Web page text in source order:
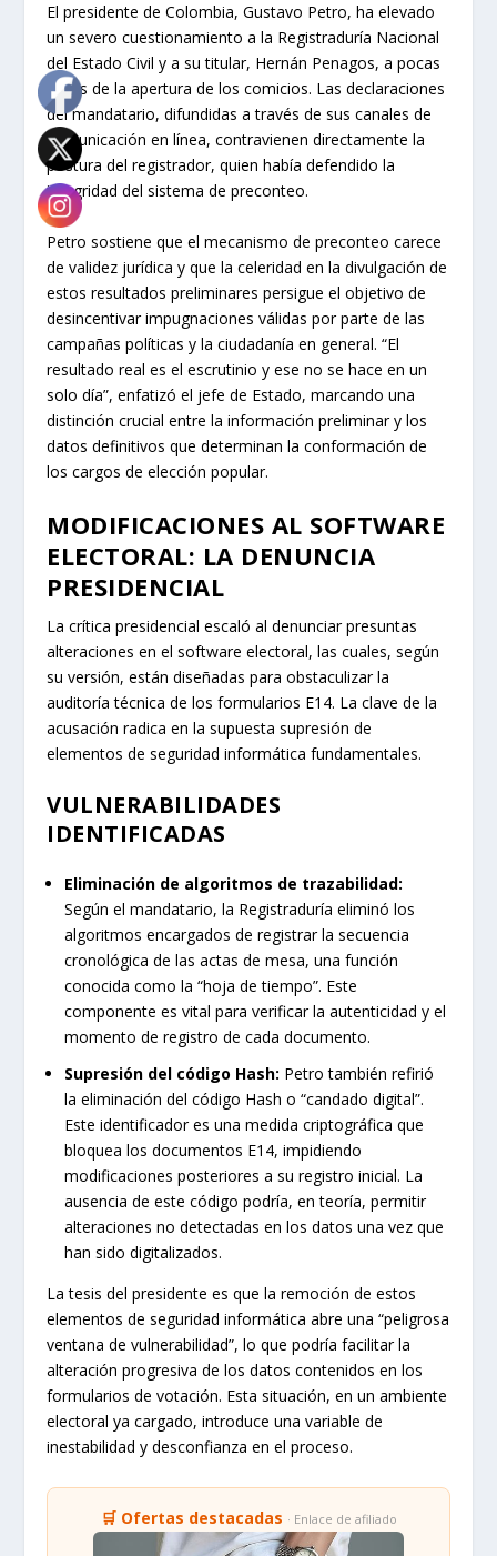
El presidente de Colombia, Gustavo Petro, ha elevado
un severo cuestionamiento a la Registraduría Nacional
del Estado Civil y a su titular, Hernán Penagos, a pocas
horas de la apertura de los comicios. Las declaraciones
del mandatario, difundidas a través de sus canales de
comunicación en línea, contravienen directamente la
postura del registrador, quien había defendido la
integridad del sistema de preconteo.
Petro sostiene que el mecanismo de preconteo carece
de validez jurídica y que la celeridad en la divulgación de
estos resultados preliminares persigue el objetivo de
desincentivar impugnaciones válidas por parte de las
campañas políticas y la ciudadanía en general. “El
resultado real es el escrutinio y ese no se hace en un
solo día”, enfatizó el jefe de Estado, marcando una
distinción crucial entre la información preliminar y los
datos definitivos que determinan la conformación de
los cargos de elección popular.
MODIFICACIONES AL SOFTWARE
ELECTORAL: LA DENUNCIA
PRESIDENCIAL
La crítica presidencial escaló al denunciar presuntas
alteraciones en el software electoral, las cuales, según
su versión, están diseñadas para obstaculizar la
auditoría técnica de los formularios E14. La clave de la
acusación radica en la supuesta supresión de
elementos de seguridad informática fundamentales.
VULNERABILIDADES
IDENTIFICADAS
Eliminación de algoritmos de trazabilidad:
Según el mandatario, la Registraduría eliminó los
algoritmos encargados de registrar la secuencia
cronológica de las actas de mesa, una función
conocida como la “hoja de tiempo”. Este
componente es vital para verificar la autenticidad y el
momento de registro de cada documento.
Supresión del código Hash: Petro también refirió
la eliminación del código Hash o “candado digital”.
Este identificador es una medida criptográfica que
bloquea los documentos E14, impidiendo
modificaciones posteriores a su registro inicial. La
ausencia de este código podría, en teoría, permitir
alteraciones no detectadas en los datos una vez que
han sido digitalizados.
La tesis del presidente es que la remoción de estos
elementos de seguridad informática abre una “peligrosa
ventana de vulnerabilidad”, lo que podría facilitar la
alteración progresiva de los datos contenidos en los
formularios de votación. Esta situación, en un ambiente
electoral ya cargado, introduce una variable de
inestabilidad y desconfianza en el proceso.
🛒 Ofertas destacadas · Enlace de afiliado